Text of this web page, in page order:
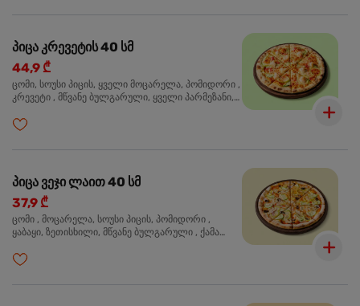
პიცა კრევეტის 40 სმ
44,9 ₾
ცომი, სოუსი პიცის, ყველი მოცარელა, პომიდორი ,
კრევეტი , მწვანე ბულგარული, ყველი პარმეზანი,
პიცა ვეჯი ლაით 40 სმ
37,9 ₾
ცომი , მოცარელა, სოუსი პიცის, პომიდორი ,
ყაბაყი, ზეთისხილი, მწვანე ბულგარული , ქამა